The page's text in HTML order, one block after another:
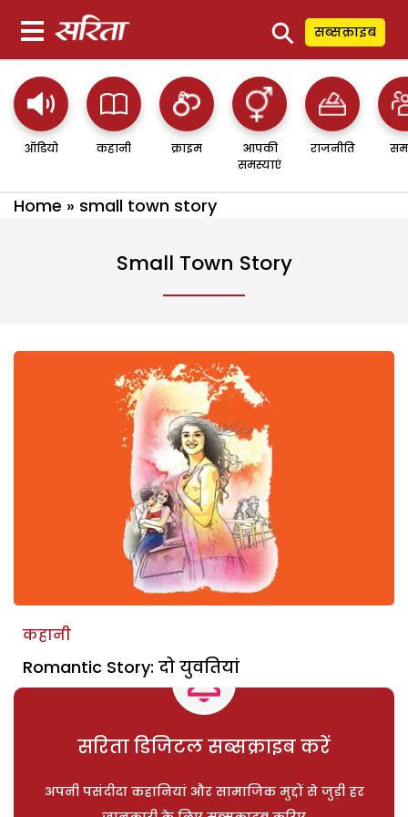
⚲ सब्सक्राइब
ऑडियो कहानी क्राइम
आपकी
समस्याएं
राजनीति
Home » small town story
Small Town Story
कहानी
Romantic Story: दो युवतियां
सरिता डिजिटल सब्सक्राइब करें
अपनी पसंदीदा कहानियां और सामाजिक मुद्दों से जुड़ी हर